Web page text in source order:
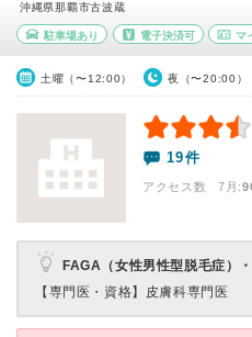
沖縄県那覇市古波蔵
駐車場あり 電子決済可 マ
土曜（〜12:00） 夜（〜20:00）
19件
アクセス数 7月:
FAGA（女性男性型脱毛症）
【専門医・資格】 皮膚科専門医